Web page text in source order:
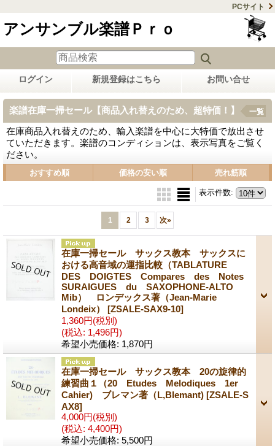
PCサイト
アンサンブル楽譜Ｐｒｏ
ログイン 新規登録はこちら お問い合せ
楽譜在庫一掃セール【商品入れ替えのため、超特価！】
在庫商品入れ替えのため、輸入楽譜を中心に大特価で放出させ
ていただきます。楽譜のコンディションは、表示写真をご覧く
ださい。
一覧
おすすめ順 価格の安い順 売れ筋順
表示件数:
1 2 3 次»
在庫一掃セール サックス教本 サックスに
おける高音域の運指比較（TABLATURE
DES DOIGTES Compares des Notes
SURAIGUES du SAXOPHONE-ALTO
Mib） ロンデックス著（Jean-Marie
Londeix） [ZSALE-SAX9-10]
1,360円(税別)
(税込: 1,496円)
希望小売価格: 1,870円
在庫一掃セール サックス教本 20の旋律的
練習曲１（20 Etudes Melodiques 1er
Cahier) ブレマン著（L,Blemant) [ZSALE-S
AX8]
4,000円(税別)
(税込: 4,400円)
希望小売価格: 5,500円